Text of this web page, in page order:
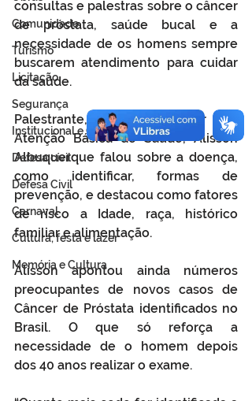
Comunidade
Turismo
Licitação
Segurança
Institucional e Governo
Defesa cívil
Defesa Civil
Carnaval
Cultura, festa e lazer
Memória e Cultura
consultas e palestras sobre o câncer
de próstata, saúde bucal e a
necessidade de os homens sempre
buscarem atendimento para cuidar
da saúde.
Palestrante, o Coordenador de
Atenção Básica de Saúde, Alisson
Albuquerque falou sobre a doença,
como identificar, formas de
prevenção, e destacou como fatores
de risco a Idade, raça, histórico
familiar e alimentação.
Alisson apontou ainda números
preocupantes de novos casos de
Câncer de Próstata identificados no
Brasil. O que só reforça a
necessidade de o homem depois
dos 40 anos realizar o exame.